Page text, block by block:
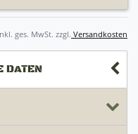
ges. MwSt. zzgl. Versandkosten
DATEN